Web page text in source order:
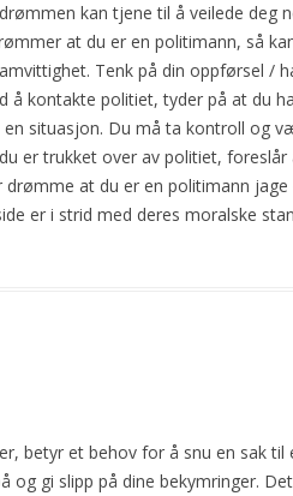
kan tjene til å veilede deg
at du er en politimann, så
Tenk på din oppførsel /
å kontakte politiet, tyder på at du
situasjon. Du må ta kontroll og
er trukket over av politiet,
drømme at du er en politimann
er i strid med deres moralske
betyr et behov for å snu en sak
og gi slipp på dine bekymringer.